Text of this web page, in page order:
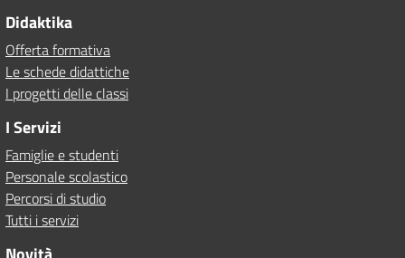
Didaktika
Offerta formativa
Le schede didattiche
I progetti delle classi
I Servizi
Famiglie e studenti
Personale scolastico
Percorsi di studio
Tutti i servizi